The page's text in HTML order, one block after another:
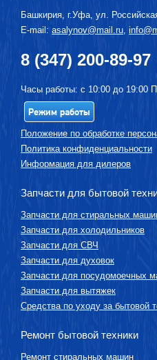
Башкирия, г.Уфа, ул.
E-mail: asalynov@mail.ru,
8 (347) 200-89-97
Часы работы: с 10:00 до 19:00
Режим работы
Положение по обработке
Политика конфиденциальности
Информация для дилеров
Запчасти для бытовой
Запчасти для стиральных
Запчасти для холодильников
Запчасти для СВЧ
Запчасти для духовок
Запчасти для посудомоечных
Запчасти для вытяжек
Средства по уходу за бытовой
Ремонт бытовой техники
Ремонт стиральных машин